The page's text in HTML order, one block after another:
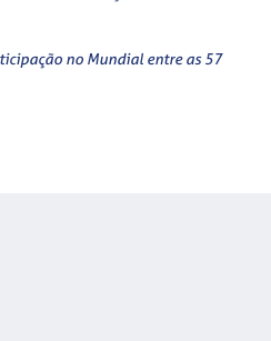
no Mundial entre as 57